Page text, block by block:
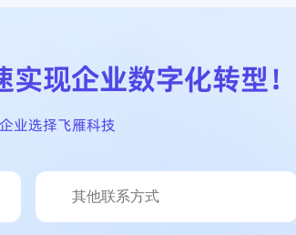
实现企业数字化转型！
业选择飞雁科技